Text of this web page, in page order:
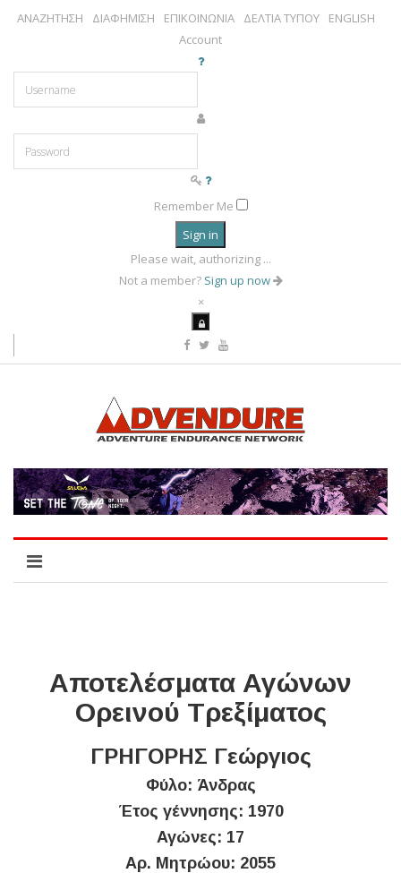
ΑΝΑΖΗΤΗΣΗ ΔΙΑΦΗΜΙΣΗ ΕΠΙΚΟΙΝΩΝΙΑ ΔΕΛΤΙΑ ΤΥΠΟΥ
ENGLISH
Account
Remember Me
Sign in
Please wait, authorizing ...
Not a member? Sign up now
×
Αποτελέσματα Αγώνων
Ορεινού Τρεξίματος
ΓΡΗΓΟΡΗΣ Γεώργιος
Φύλο: Άνδρας
Έτος γέννησης: 1970
Αγώνες: 17
Αρ. Μητρώου: 2055